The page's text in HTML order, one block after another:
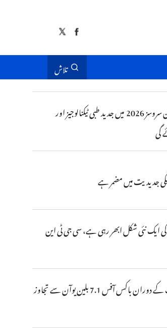
تلاش
چائنا انٹرنیشنل فیئر فار ٹریڈ ان سروسز 2026 میں جدید طبی ٹیکنالوجیز اور
گی
جدیدیت میں مضمر ہے
ایک نئی شکل ابھر رہی ہے، سی جی ٹی این
چین میں گرمیوں کی تعطیلات کے دوران باکس آفس 7.1 بلین یوآن سے تجاوز